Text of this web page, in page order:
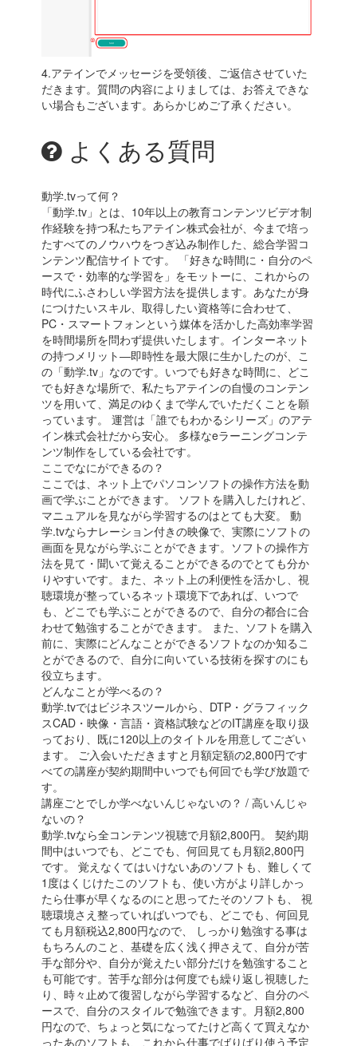
4.アテインでメッセージを受領後、ご返信させていた
だきます。質問の内容によりましては、お答えできな
い場合もございます。 あらかじめご了承ください。
よくある質問
動学.tvって何？
「動学.tv」とは、10年以上の教育コンテンツビデオ制
作経験を持つ私たちアテイン株式会社が、今まで培っ
たすべてのノウハウをつぎ込み制作した、総合学習コ
ンテンツ配信サイトです。 「好きな時間に・自分のペ
ースで・効率的な学習を」をモットーに、これからの
時代にふさわしい学習方法を提供します。あなたが身
につけたいスキル、取得したい資格等に合わせて、
PC・スマートフォンという媒体を活かした高効率学習
を時間場所を問わず提供いたします。インターネット
の持つメリット―即時性を最大限に生かしたのが、こ
の「動学.tv」なのです。いつでも好きな時間に、どこ
でも好きな場所で、私たちアテインの自慢のコンテン
ツを用いて、満足のゆくまで学んでいただくことを願
っています。 運営は「誰でもわかるシリーズ」のアテ
イン株式会社だから安心。 多様なeラーニングコンテ
ンツ制作をしている会社です。
ここでなにができるの？
ここでは、ネット上でパソコンソフトの操作方法を動
画で学ぶことができます。 ソフトを購入したけれど、
マニュアルを見ながら学習するのはとても大変。 動
学.tvならナレーション付きの映像で、実際にソフトの
画面を見ながら学ぶことができます。ソフトの操作方
法を見て・聞いて覚えることができるのでとても分か
りやすいです。また、ネット上の利便性を活かし、視
聴環境が整っているネット環境下であれば、いつで
も、どこでも学ぶことができるので、自分の都合に合
わせて勉強することができます。 また、ソフトを購入
前に、実際にどんなことができるソフトなのか知るこ
とができるので、自分に向いている技術を探すのにも
役立ちます。
どんなことが学べるの？
動学.tvではビジネスツールから、DTP・グラフィック
スCAD・映像・言語・資格試験などのIT講座を取り扱
っており、既に120以上のタイトルを用意してござい
ます。 ご入会いただきますと月額定額の2,800円です
べての講座が契約期間中いつでも何回でも学び放題で
す。
講座ごとでしか学べないんじゃないの？ / 高いんじゃ
ないの？
動学.tvなら全コンテンツ視聴で月額2,800円。 契約期
間中はいつでも、どこでも、何回見ても月額2,800円
です。 覚えなくてはいけないあのソフトも、難しくて
1度はくじけたこのソフトも、使い方がより詳しかっ
たら仕事が早くなるのにと思ってたそのソフトも、 視
聴環境さえ整っていればいつでも、どこでも、何回見
ても月額税込2,800円なので、 しっかり勉強する事は
もちろんのこと、基礎を広く浅く押さえて、自分が苦
手な部分や、自分が覚えたい部分だけを勉強すること
も可能です。苦手な部分は何度でも繰り返し視聴した
り、時々止めて復習しながら学習するなど、自分のペ
ースで、自分のスタイルで勉強できます。月額2,800
円なので、ちょっと気になってたけど高くて買えなか
ったあのソフトも、これから仕事でばりばり使う予定